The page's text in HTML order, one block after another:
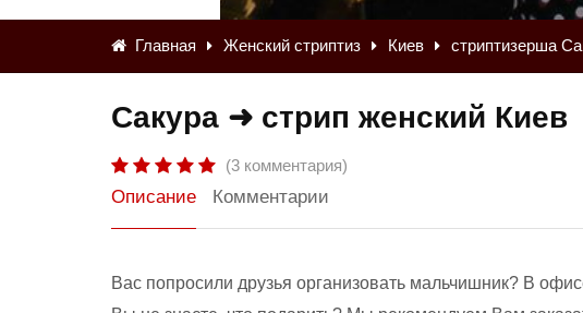
Главная Женский стриптиз Киев стриптизерша
Сакура ➜ стрип женский Киев
(3 комментария)
Описание Комментарии
Вас попросили друзья организовать мальчишник? В